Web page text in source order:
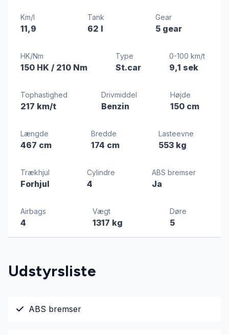
Km/l
11,9
Tank
62 l
Gear
5 gear
HK/Nm
150 HK / 210 Nm
Type
St.car
0-100 km/t
9,1 sek
Tophastighed
217 km/t
Drivmiddel
Benzin
Højde
150 cm
Længde
467 cm
Bredde
174 cm
Lasteevne
553 kg
Trækhjul
Forhjul
Cylindre
4
ABS bremser
Ja
Airbags
4
Vægt
1317 kg
Døre
5
Udstyrsliste
ABS bremser